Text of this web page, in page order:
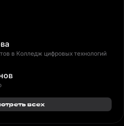
в Колледж цифровых технологий
всех